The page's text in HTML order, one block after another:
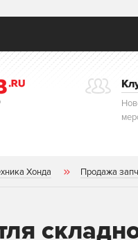
Хонда Продажа